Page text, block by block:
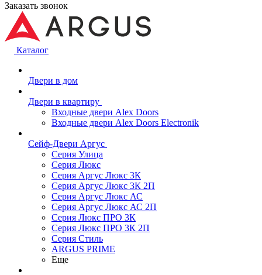
Заказать звонок
Каталог
Двери в дом
Двери в квартиру
Входные двери Alex Doors
Входные двери Alex Doors Electronik
Сейф-Двери Аргус
Серия Улица
Серия Люкс
Серия Аргус Люкс 3К
Серия Аргус Люкс 3К 2П
Серия Аргус Люкс АС
Серия Аргус Люкс АС 2П
Серия Люкс ПРО 3К
Серия Люкс ПРО 3К 2П
Серия Стиль
ARGUS PRIME
Еще